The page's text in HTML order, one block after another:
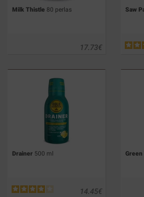
Milk Thistle 80 perlas
€
17.73
Saw
Drainer 500 ml
€
14.45
Green